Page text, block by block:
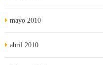
mayo 2010
abril 2010